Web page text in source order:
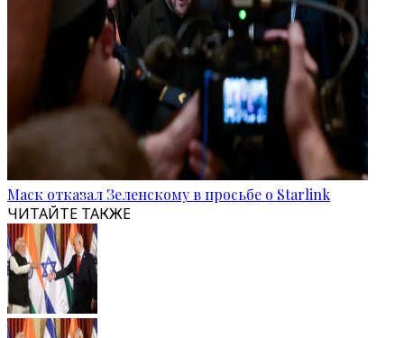
Маск отказал Зеленскому в просьбе о Starlink
ЧИТАЙТЕ ТАКЖЕ